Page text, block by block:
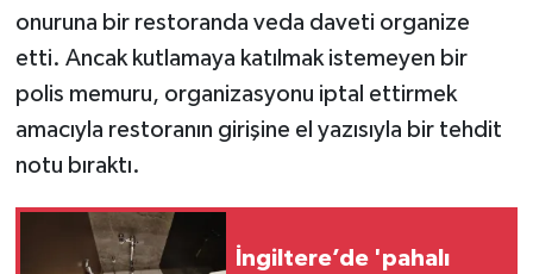
onuruna bir restoranda veda daveti organize
etti. Ancak kutlamaya katılmak istemeyen bir
polis memuru, organizasyonu iptal ettirmek
amacıyla restoranın girişine el yazısıyla bir tehdit
notu bıraktı.
İngiltere’de 'pahalı